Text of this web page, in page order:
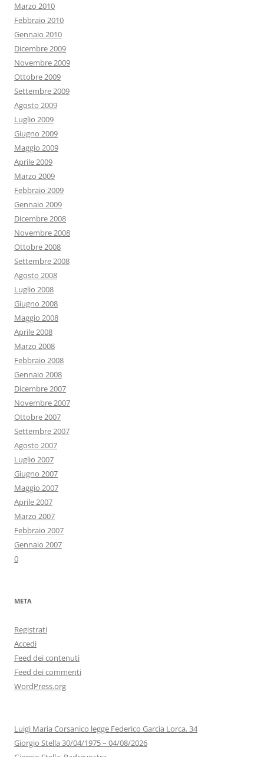
Marzo 2010
Febbraio 2010
Gennaio 2010
Dicembre 2009
Novembre 2009
Ottobre 2009
Settembre 2009
Agosto 2009
Luglio 2009
Giugno 2009
Maggio 2009
Aprile 2009
Marzo 2009
Febbraio 2009
Gennaio 2009
Dicembre 2008
Novembre 2008
Ottobre 2008
Settembre 2008
Agosto 2008
Luglio 2008
Giugno 2008
Maggio 2008
Aprile 2008
Marzo 2008
Febbraio 2008
Gennaio 2008
Dicembre 2007
Novembre 2007
Ottobre 2007
Settembre 2007
Agosto 2007
Luglio 2007
Giugno 2007
Maggio 2007
Aprile 2007
Marzo 2007
Febbraio 2007
Gennaio 2007
0
META
Registrati
Accedi
Feed dei contenuti
Feed dei commenti
WordPress.org
Luigi Maria Corsanico legge Federico Garcìa Lorca. 34
Giorgio Stella 30/04/1975 – 04/08/2026